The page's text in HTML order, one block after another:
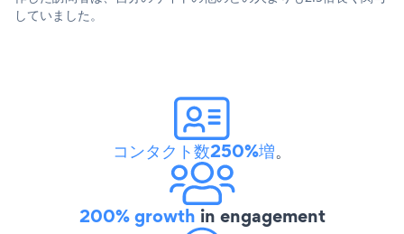
していました。
コンタクト数250%増。
200% growth in engagement